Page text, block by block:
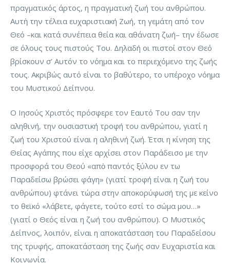
πραγματικός άρτος, η πραγματική ζωή του ανθρώπου.
Αυτὴ την τέλεια ευχαριστιακή Ζωή, τη γεμάτη από τον
Θεό –και κατά συνέπεια θεία και αθάνατη ζωή– την έδωσε
σε όλους τους πιστούς Του. Δηλαδή οι πιστοί στον Θεό
βρίσκουν σ’ Αυτόν το νόημα και το περιεχόμενο της ζωής
τους. Ακριβώς αυτό είναι το βαθύτερο, το υπέροχο νόημα
του Μυστικού Δείπνου.
Ο Ιησούς Χριστός πρόσφερε τον Εαυτό Του σαν την
αληθινή, την ουσιαστική τροφή του ανθρώπου, γιατί η
ζωή του Χριστού είναι η αληθινή ζωή. Έτσι η κίνηση της
Θείας Αγάπης που είχε αρχίσει στον Παράδεισο με την
προσφορά του Θεού «απὸ παντός ξύλου εν τω
Παραδείσω βρώσει φάγη» (γιατί τροφή είναι η ζωή του
ανθρώπου) φτάνει τώρα στην αποκορύφωσή της με κείνο
το θεϊκό «λάβετε, φάγετε, τούτο εστί το σώμα μου…»
(γιατί ο Θεός είναι η ζωή του ανθρώπου). Ο Μυστικός
Δείπνος, λοιπόν, είναι η αποκατάσταση του Παραδείσου
της τρυφής, αποκατάσταση της ζωής σαν Ευχαριστία και
Κοινωνία.